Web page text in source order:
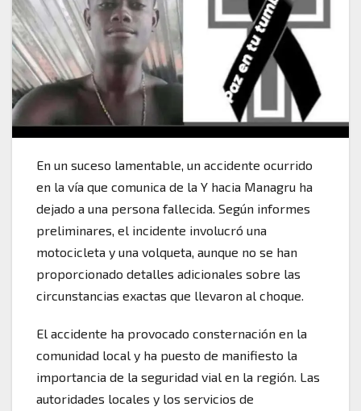
En un suceso lamentable, un accidente ocurrido
en la vía que comunica de la Y hacia Managru ha
dejado a una persona fallecida. Según informes
preliminares, el incidente involucró una
motocicleta y una volqueta, aunque no se han
proporcionado detalles adicionales sobre las
circunstancias exactas que llevaron al choque.
El accidente ha provocado consternación en la
comunidad local y ha puesto de manifiesto la
importancia de la seguridad vial en la región. Las
autoridades locales y los servicios de